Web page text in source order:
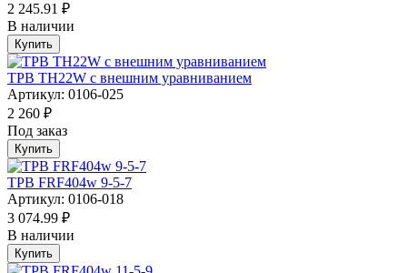
2 245.91 ₽
В наличии
Купить
ТРВ TH22W с внешним уравниванием
Артикул: 0106-025
2 260 ₽
Под заказ
Купить
ТРВ FRF404w 9-5-7
Артикул: 0106-018
3 074.99 ₽
В наличии
Купить